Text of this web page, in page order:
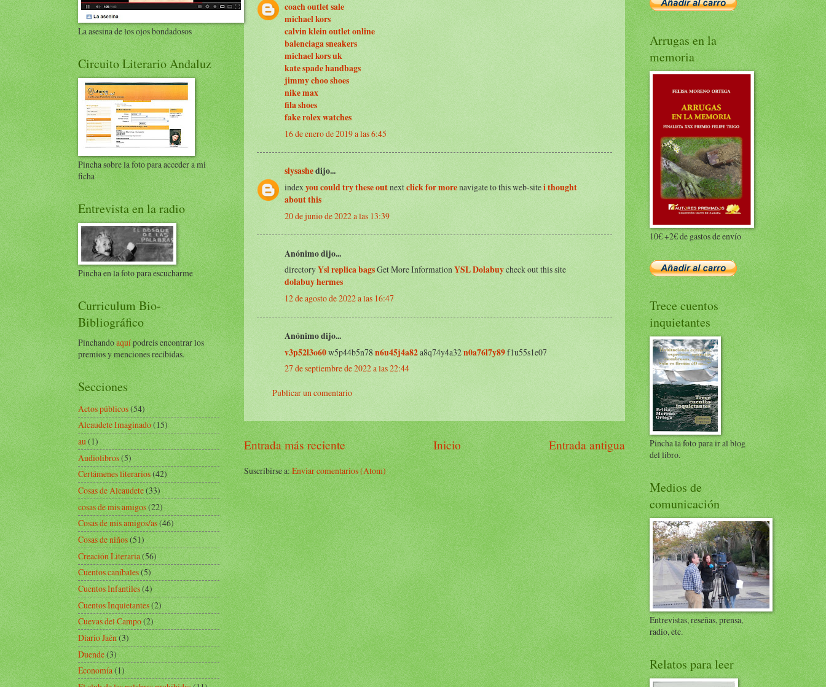
coach outlet sale
michael kors
calvin klein outlet online
balenciaga sneakers
michael kors uk
kate spade handbags
jimmy choo shoes
nike max
fila shoes
fake rolex watches
16 de enero de 2019 a las 6:45
slysashedijo...
indexyou could try these outnextclick for morenavigate to this web-sitei thought
about this
20 de junio de 2022 a las 13:39
Anónimo dijo...
directoryYsl replica bagsGet More InformationYSL Dolabuycheck out this site
dolabuy hermes
12 de agosto de 2022 a las 16:47
Anónimo dijo...
v3p52l3o60w5p44b5n78 n6u45j4a82a8q74y4a32n0a76l7y89f1u55s1e07
27 de septiembre de 2022 a las 22:44
Publicar un comentario
Entrada más reciente Entrada antigua
Inicio
Suscribirse a:Enviar comentarios (Atom)
La asesina de los ojos bondadosos
Circuito Literario Andaluz
Pincha sobre la foto para acceder a mi
ficha
Entrevista en la radio
Pincha en la foto para escucharme
Curriculum Bio-
Bibliográfico
Pinchandoaquípodreis encontrar los
premios y menciones recibidas.
Secciones
Actos públicos(54)
Alcaudete Imaginado(15)
au(1)
Audiolibros(5)
Certámenes literarios(42)
Cosas de Alcaudete(33)
cosas de mis amigos(22)
Cosas de mis amigos/as(46)
Cosas de niños(51)
Creación Literaria(56)
Cuentos caníbales(5)
Cuentos Infantiles(4)
Cuentos Inquietantes(2)
Cuevas del Campo(2)
Diario Jaén(3)
Duende(3)
Economía(1)
Arrugas en la
memoria
10€ +2€ de gastos de envío
Trece cuentos
inquietantes
Pincha la foto para ir al blog
del libro.
Medios de
comunicación
Entrevistas, reseñas, prensa,
radio, etc.
Relatos para leer